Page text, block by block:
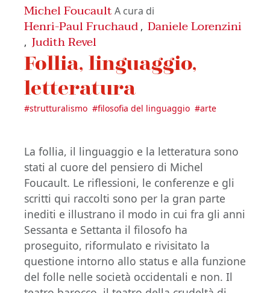
Michel FoucaultA cura di
Henri-Paul Fruchaud , Daniele Lorenzini
, Judith Revel
Follia, linguaggio,
letteratura
#strutturalismo #filosofia del linguaggio #arte
La follia, il linguaggio e la letteratura sono
stati al cuore del pensiero di Michel
Foucault. Le riflessioni, le conferenze e gli
scritti qui raccolti sono per la gran parte
inediti e illustrano il modo in cui fra gli anni
Sessanta e Settanta il filosofo ha
proseguito, riformulato e rivisitato la
questione intorno allo status e alla funzione
del folle nelle società occidentali e non. Il